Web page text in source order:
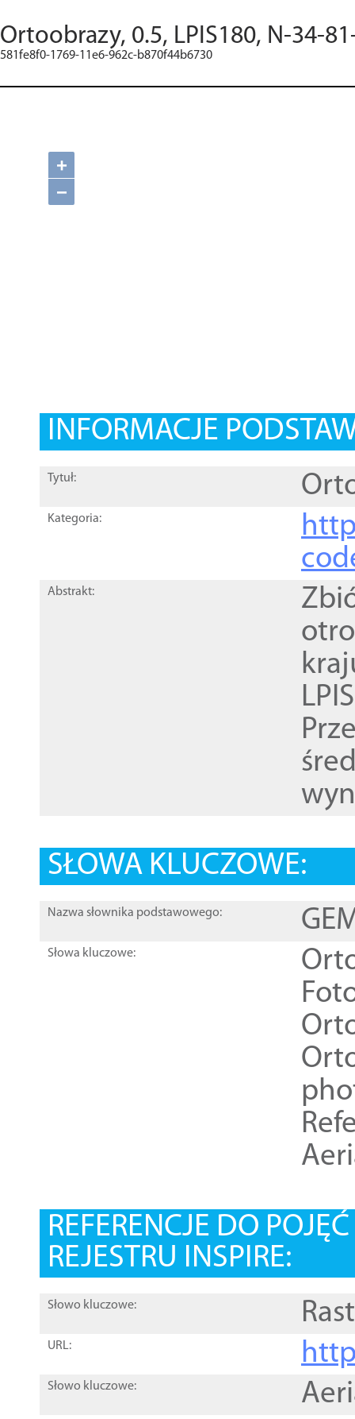
Ortoobrazy, 0.5, LPIS180, N-34-
581fe8f0-1769-11e6-962c-b870f44b6730
+
−
INFORMACJE
Tytuł:
Kategoria:
Abstrakt:
SŁOWA KLUCZOWE:
Nazwa słownika podstawowego:
Słowa kluczowe:
REFERENCJE DO
REJESTRU INSPIRE:
Słowo kluczowe:
URL:
Słowo kluczowe: